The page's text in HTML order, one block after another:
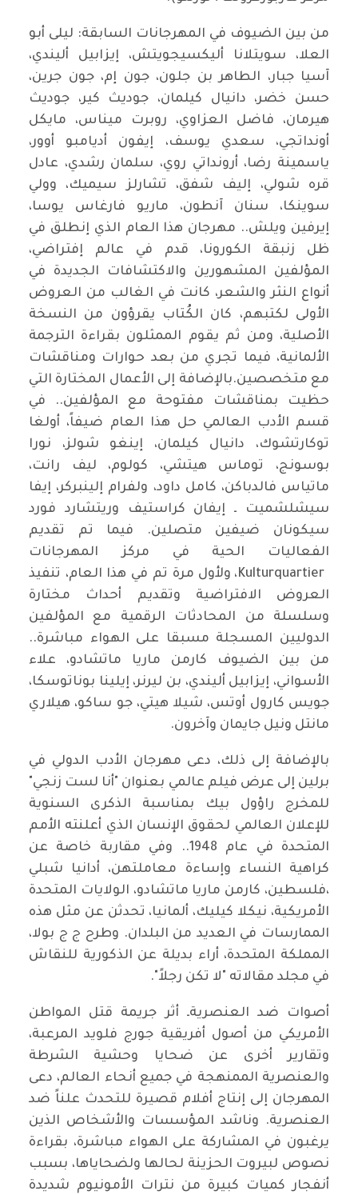
من بين الضيوف في المهرجانات السابقة: ليلى أبو
العلا، سويتلانا أليكسيجويتش، إيزابيل أليندي،
آسيا جبار، الطاهر بن جلون، جون إم، جون جرين،
حسن خضر، دانيال كيلمان، جوديث كير، جوديث
هيرمان، فاضل العزاوي، روبرت ميناس، مايكل
أونداتجي، سعدي يوسف، إيفون أديامبو أوور،
ياسمينة رضا، أرونداتي روي، سلمان رشدي، عادل
قره شولي، إليف شفق، تشارلز سيميك، وولي
سوينكا، سنان آنطون، ماريو فارغاس يوسا،
إيرفين ويلش.. مهرجان هذا العام الذي إنطلق في
ظل زنبقة الكورونا، قدم في عالم إفتراضي،
المؤلفين المشهورين والاكتشافات الجديدة في
أنواع النثر والشعر، كانت في الغالب من العروض
الأولى لكتبهم، كان الكُتاب يقرؤون من النسخة
الأصلية، ومن ثم يقوم الممثلون بقراءة الترجمة
الألمانية، فيما تجري من بعد حوارات ومناقشات
مع متخصصين.بالإضافة إلى الأعمال المختارة التي
حظيت بمناقشات مفتوحة مع المؤلفين.. في
قسم الأدب العالمي حل هذا العام ضيفاً، أولغا
توكارتشوك، دانيال كيلمان، إينغو شولز، نورا
بوسونج، توماس هيتشي، كولوم، ليف رانت،
ماتياس فالدباكن، كامل داود، ولفرام إلينبركر، إيفا
سيشلشميت ـ إيفان كراستيف وريتشارد فورد
سيكونان ضيفين متصلين. فيما تم تقديم
الفعاليات الحية في مركز المهرجانات
Kulturquartier، ولأول مرة تم في هذا العام، تنفيذ
العروض الافتراضية وتقديم أحداث مختارة
وسلسلة من المحادثات الرقمية مع المؤلفين
الدوليين المسجلة مسبقا على الهواء مباشرة..
من بين الضيوف كارمن ماريا ماتشادو، علاء
الأسواني، إيزابيل أليندي، بن ليرنر، إيلينا بوناتوسكا،
جويس كارول أوتس، شيلا هيتي، جو ساكو، هيلاري
مانتل ونيل جايمان وآخرون.
بالإضافة إلى ذلك، دعى مهرجان الأدب الدولي في
برلين إلى عرض فيلم عالمي بعنوان "أنا لست زنجي"
للمخرج راؤول بيك بمناسبة الذكرى السنوية
للإعلان العالمي لحقوق الإنسان الذي أعلنته الأمم
المتحدة في عام 1948.. وفي مقاربة خاصة عن
كراهية النساء وإساءة معاملتهن، أدانيا شبلي
،فلسطين، كارمن ماريا ماتشادو، الولايات المتحدة
الأمريكية، نيكلا كيليك، ألمانيا، تحدثن عن مثل هذه
الممارسات في العديد من البلدان. وطرح ج ج بولا،
المملكة المتحدة، أراء بديلة عن الذكورية للنقاش
في مجلد مقالاته "لا تكن رجلاً".
أصوات ضد العنصريةـ أثر جريمة قتل المواطن
الأمريكي من أصول أفريقية جورج فلويد المرعبة،
وتقارير أخرى عن ضحايا وحشية الشرطة
والعنصرية الممنهجة في جميع أنحاء العالم، دعى
المهرجان إلى إنتاج أفلام قصيرة للتحدث علناً ضد
العنصرية. وناشد المؤسسات والأشخاص الذين
يرغبون في المشاركة على الهواء مباشرة، بقراءة
نصوص لبيروت الحزينة لحالها ولضحاياها، بسبب
أنفجار كميات كبيرة من نترات الأمونيوم شديدة